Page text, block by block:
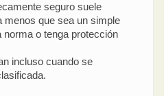
seguro suele
menos que sea un simple
o tenga protección
incluso cuando se